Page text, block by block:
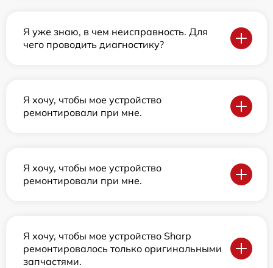
Я уже знаю, в чем неисправность. Для
чего проводить диагностику?
Я хочу, чтобы мое устройство
ремонтировали при мне.
Я хочу, чтобы мое устройство
ремонтировали при мне.
Я хочу, чтобы мое устройство Sharp
ремонтировалось только оригинальными
запчастями.